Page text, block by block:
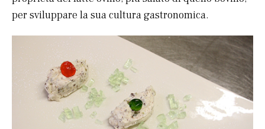
per sviluppare la sua cultura gastronomica.